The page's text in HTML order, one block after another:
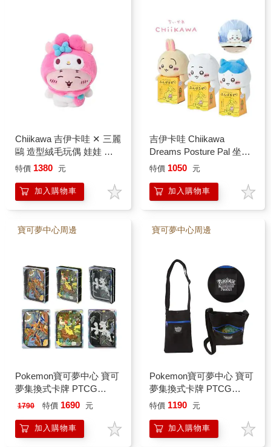
Chiikawa 吉伊卡哇 ✕ 三麗
鷗 造型絨毛玩偶 娃娃 日
本原廠（古本屋）
特價 1380 元
加入購物車
吉伊卡哇 Chiikawa
Dreams Posture Pal 坐姿
伴偶 娃娃 三選一（吉伊
特價 1050 元
加入購物車
寶可夢中心周邊
Pokemon寶可夢中心 寶可
夢集換式卡牌 PTCG
Pocket 紙雕劇場 皮卡丘
選一）
1790 特價 1690 元
加入購物車
寶可夢中心周邊
Pokemon寶可夢中心 寶可
夢集換式卡牌 PTCG
Pocket 皮卡丘 斜背包 周
特價 1190 元
加入購物車